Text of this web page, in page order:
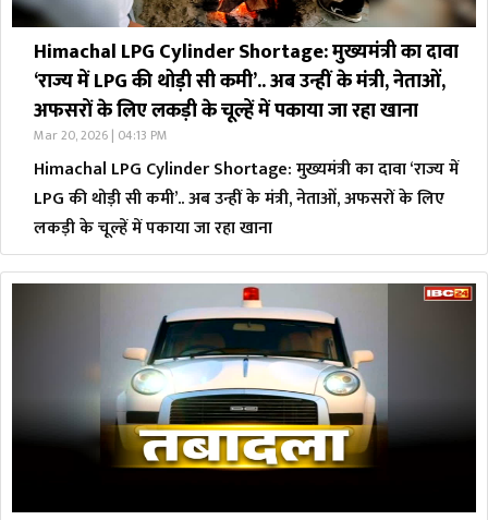
Himachal LPG Cylinder Shortage: मुख्यमंत्री का दावा
‘राज्य में LPG की थोड़ी सी कमी’.. अब उन्हीं के मंत्री, नेताओं,
अफसरों के लिए लकड़ी के चूल्हें में पकाया जा रहा खाना
Mar 20, 2026 | 04:13 PM
Himachal LPG Cylinder Shortage: मुख्यमंत्री का दावा ‘राज्य में
LPG की थोड़ी सी कमी’.. अब उन्हीं के मंत्री, नेताओं, अफसरों के लिए
लकड़ी के चूल्हें में पकाया जा रहा खाना